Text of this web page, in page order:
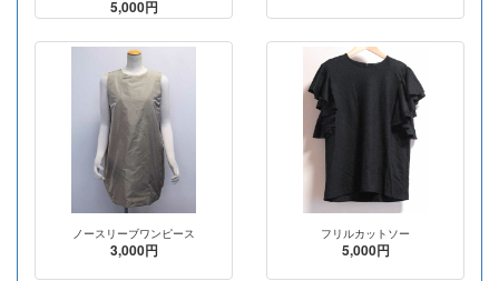
5,000円
ノースリーブワンピース
3,000円
フリルカットソー
5,000円